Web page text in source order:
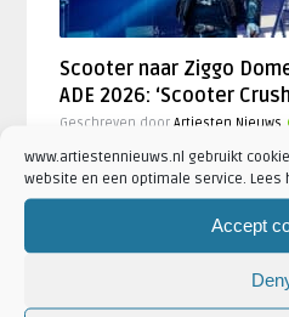
www.artiestennieuws.nl gebruikt
website en een optimale service. Lees
Accept
Scooter naar Ziggo
ADE 2026: ‘Scooter
Geschreven doorArtiesten Nieuws
Bulgarije wint
Nederland
doorDjuna Vaesen